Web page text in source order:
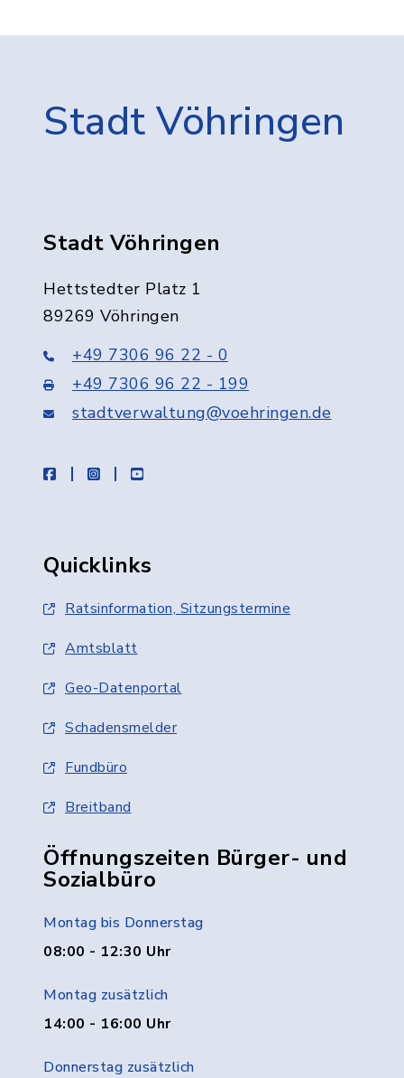
Stadt Vöhringen
Stadt Vöhringen
Hettstedter Platz 1
89269 Vöhringen
+49 7306 96 22 - 0
+49 7306 96 22 - 199
stadtverwaltung@voehringen.de
facebookinstagramyoutube
Quicklinks
Ratsinformation, Sitzungstermine
Amtsblatt
Geo-Datenportal
Schadensmelder
Fundbüro
Breitband
Öffnungszeiten Bürger- und
Sozialbüro
Montag bis Donnerstag
08:00 - 12:30 Uhr
Montag zusätzlich
14:00 - 16:00 Uhr
Donnerstag zusätzlich